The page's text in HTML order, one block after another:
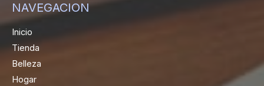
NAVEGACION
Inicio
Tienda
Belleza
Hogar